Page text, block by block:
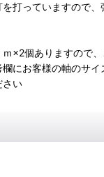
打っていますので、
×2個ありますので、
にお客様の軸のサ
さい